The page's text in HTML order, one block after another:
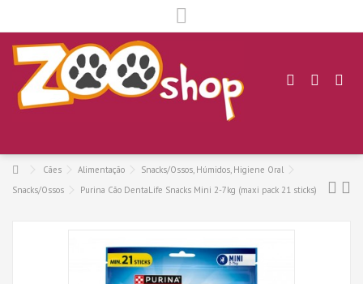
Cães Alimentação
Snacks/Ossos, Húmidos, Higiene Oral
Snacks/Ossos
Purina Cão DentaLife Snacks Mini 2-7kg (maxi pack 21 sticks)